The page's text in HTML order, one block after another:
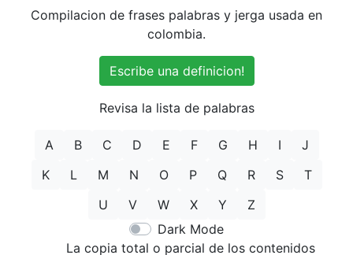
Compilacion de frases palabras y jerga usada en
colombia.
Escribe una definicion!
Revisa la lista de palabras
A B C D E F G H I
J
K
L M N O P Q R S
T
U
V W X Y
Z
Dark Mode
La copia total o parcial de los contenidos